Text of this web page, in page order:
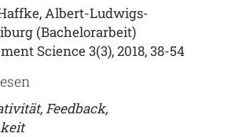
Albert-Ludwigs-
(Bachelorarbeit)
Science 3(3), 2018, 38-54
Feedback,